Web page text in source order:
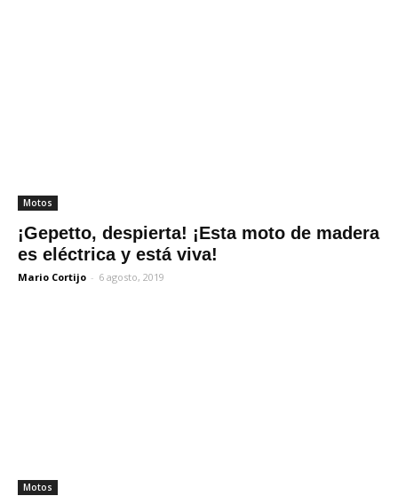
Motos
¡Gepetto, despierta! ¡Esta moto de madera
es eléctrica y está viva!
Mario Cortijo - 6 agosto, 2019
Motos